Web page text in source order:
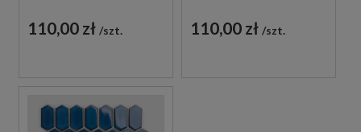
DEKORACYJNA
110,00 zł szt.
DEKORACYJNA
110,00 zł szt.